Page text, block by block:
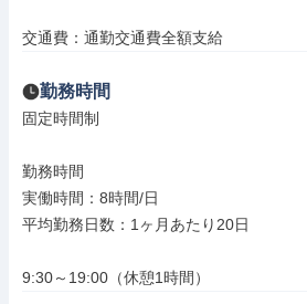
交通費：通勤交通費全額支給
勤務時間
固定時間制
勤務時間
実働時間：8時間/日
平均勤務日数：1ヶ月あたり20日
9:30～19:00（休憩1時間）